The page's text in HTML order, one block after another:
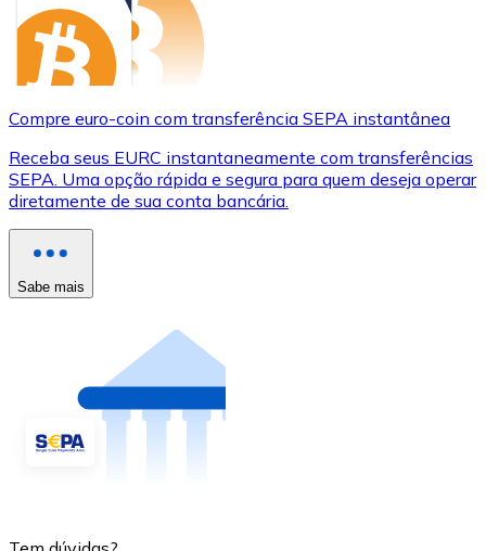
Compre euro-coin com transferência SEPA instantânea
Receba seus EURC instantaneamente com transferências
SEPA. Uma opção rápida e segura para quem deseja operar
diretamente de sua conta bancária.
Sabe mais